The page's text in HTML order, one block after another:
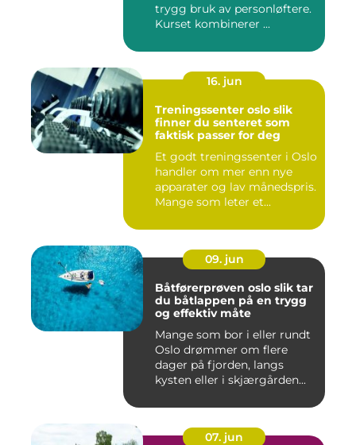
trygg bruk av personløftere.
Kurset kombinerer ...
16. jun
Treningssenter oslo slik
finner du senteret som
faktisk passer for deg
Et godt treningssenter i Oslo
handler om mer enn nye
apparater og lav månedspris.
Mange som leter et...
09. jun
Båtførerprøven oslo slik tar
du båtlappen på en trygg
og effektiv måte
Mange som bor i eller rundt
Oslo drømmer om flere
dager på fjorden, langs
kysten eller i skjærgården...
07. jun